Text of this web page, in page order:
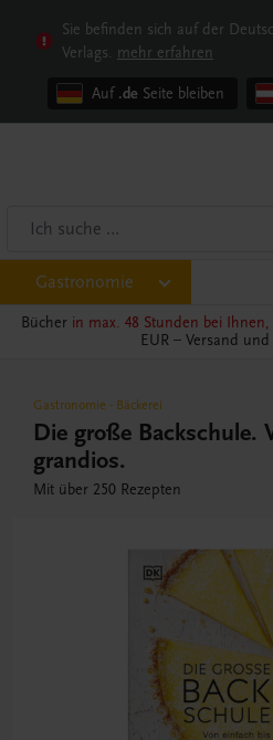
Sie befinden sich auf der
Verlags. mehr erfahren
Auf .de Seite bleiben
Gastronomie
Bücher in max. 48 Stunden bei
EUR – Versand
Gastronomie - Bäckerei
Die große Backschule.
grandios.
Mit über 250 Rezepten